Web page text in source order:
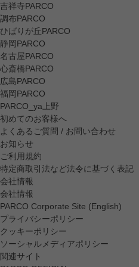
吉祥寺PARCO
調布PARCO
ひばりが丘PARCO
静岡PARCO
名古屋PARCO
心斎橋PARCO
広島PARCO
福岡PARCO
PARCO_ya上野
初めてのお客様へ
よくあるご質問 / お問い合わせ
お知らせ
ご利用規約
特定商取引法など法令に基づく表記
会社情報
会社情報
PARCO Corporate Site (English)
プライバシーポリシー
クッキーポリシー
ソーシャルメディアポリシー
関連サイト